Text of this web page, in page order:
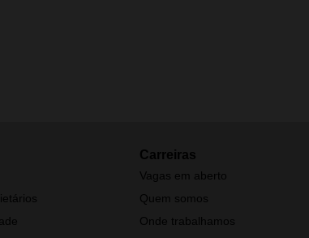
Carreiras
Vagas em aberto
Quem somos
Onde trabalhamos